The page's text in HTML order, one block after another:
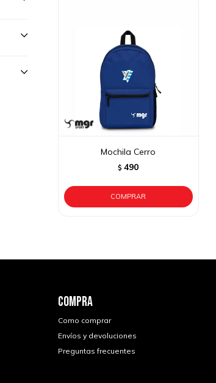
Mochila Cerro
$ 490
COMPRA
Como comprar
Envíos y devoluciones
Preguntas frecuentes